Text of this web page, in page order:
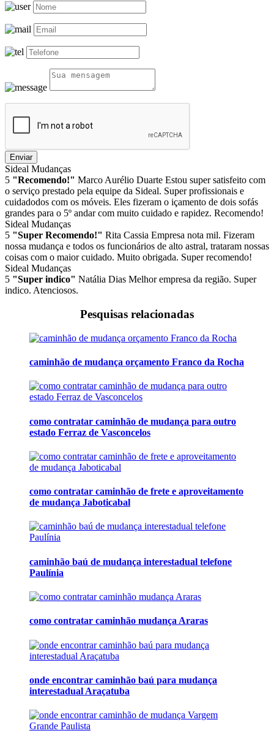
Enviar
Sideal Mudanças
5 "Recomendo!" Marco Aurélio Duarte Estou super satisfeito com
o serviço prestado pela equipe da Sideal. Super profissionais e
cuidadodos com os móveis. Eles fizeram o içamento de dois sofás
grandes para o 5º andar com muito cuidado e rapidez. Recomendo!
Sideal Mudanças
5 "Super Recomendo!" Rita Cassia Empresa nota mil. Fizeram
nossa mudança e todos os funcionários de alto astral, trataram nossas
coisas com o maior cuidado. Muito obrigada. Super recomendo!
Sideal Mudanças
5 "Super indico" Natália Dias Melhor empresa da região. Super
indico. Atenciosos.
Pesquisas relacionadas
caminhão de mudança orçamento Franco da Rocha
como contratar caminhão de mudança para outro
estado Ferraz de Vasconcelos
como contratar caminhão de frete e aproveitamento
de mudança Jaboticabal
caminhão baú de mudança interestadual telefone
Paulínia
como contratar caminhão mudança Araras
onde encontrar caminhão baú para mudança
interestadual Araçatuba